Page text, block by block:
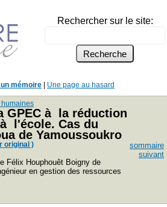
Rechercher sur le site:
mémoire Une page au hasard
humaines
GPEC à la réduction
l'école. Cas du
de Yamoussoukro
original )
Félix Houphouêt Boigny de
en gestion des ressources
sommaire
suivant